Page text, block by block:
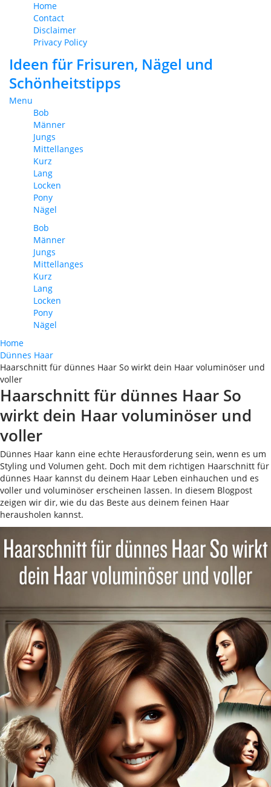
Home
Contact
Disclaimer
Privacy Policy
Ideen für Frisuren, Nägel und
Schönheitstipps
Menu
Bob
Männer
Jungs
Mittellanges
Kurz
Lang
Locken
Pony
Nägel
Bob
Männer
Jungs
Mittellanges
Kurz
Lang
Locken
Pony
Nägel
Home
Dünnes Haar
Haarschnitt für dünnes Haar So wirkt dein Haar voluminöser und
voller
Haarschnitt für dünnes Haar So
wirkt dein Haar voluminöser und
voller
Dünnes Haar kann eine echte Herausforderung sein, wenn es um
Styling und Volumen geht. Doch mit dem richtigen Haarschnitt für
dünnes Haar kannst du deinem Haar Leben einhauchen und es
voller und voluminöser erscheinen lassen. In diesem Blogpost
zeigen wir dir, wie du das Beste aus deinem feinen Haar
herausholen kannst.